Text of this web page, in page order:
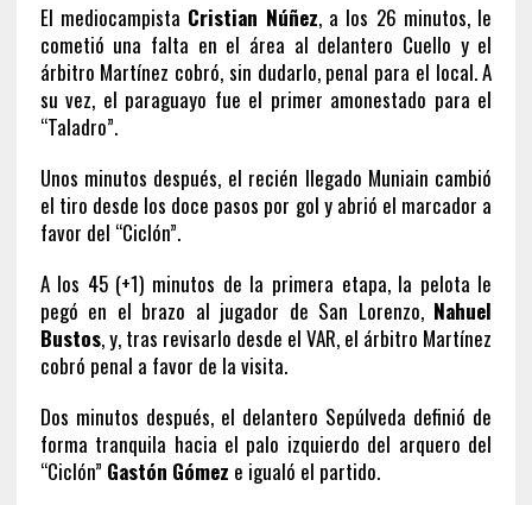
El mediocampista Cristian Núñez, a los 26 minutos, le
cometió una falta en el área al delantero Cuello y el
árbitro Martínez cobró, sin dudarlo, penal para el local. A
su vez, el paraguayo fue el primer amonestado para el
“Taladro”.
Unos minutos después, el recién llegado Muniain cambió
el tiro desde los doce pasos por gol y abrió el marcador a
favor del “Ciclón”.
A los 45 (+1) minutos de la primera etapa, la pelota le
pegó en el brazo al jugador de San Lorenzo, Nahuel
Bustos, y, tras revisarlo desde el VAR, el árbitro Martínez
cobró penal a favor de la visita.
Dos minutos después, el delantero Sepúlveda definió de
forma tranquila hacia el palo izquierdo del arquero del
“Ciclón” Gastón Gómez e igualó el partido.